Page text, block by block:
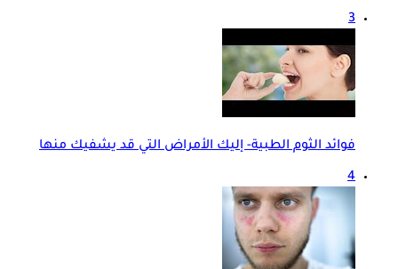
3
فوائد الثوم الطبية- إليك الأمراض التي قد يشفيك منها
4